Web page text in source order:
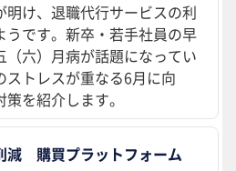
明け、退職代行サービスの利
うです。新卒・若手社員の早
六）月病が話題になってい
ストレスが重なる6月に向
を紹介します。
減 購買プラットフォーム